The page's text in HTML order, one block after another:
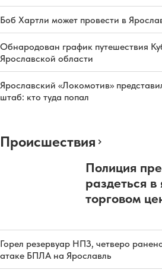
Боб Хартли может провести в
Обнародован график путешествия
Ярославской области
Ярославский «Локомотив»
штаб: кто туда попал
Происшествия
Полиция
раздеться
торговом
Горел резервуар НПЗ, четверо
атаке БПЛА на Ярославль